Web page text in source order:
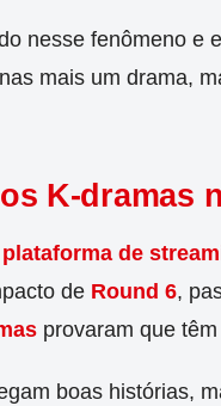
nesse fenômeno e
mais um drama,
K-dramas
plataforma de
de Round 6,
provaram que
boas histórias,